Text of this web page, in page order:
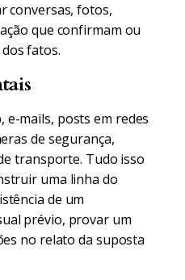
conversas, fotos,
que confirmam ou
fatos.
e-mails, posts em redes
de segurança,
transporte. Tudo isso
uma linha do
de um
prévio, provar um
no relato da suposta